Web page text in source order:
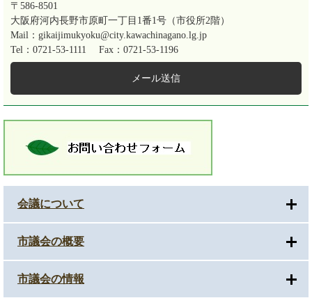
〒586-8501
大阪府河内長野市原町一丁目1番1号（市役所2階）
Mail：gikaijimukyoku@city.kawachinagano.lg.jp
Tel：0721-53-1111
Fax：0721-53-1196
メール送信
会議について
市議会の概要
市議会の情報